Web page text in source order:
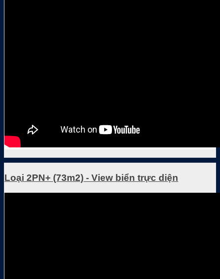
Loại 2PN+ (73m2) - View biển trực diện